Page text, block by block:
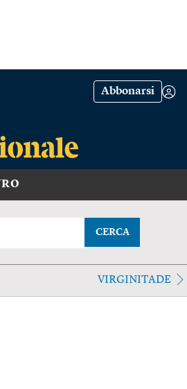
Abbonarsi
CERCA
VIRGINITADE